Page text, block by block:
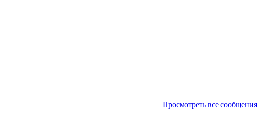
Просмотреть все сообщения